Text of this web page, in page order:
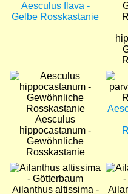
Aesculus flava -
Gelbe Rosskastanie
Bild
Aesculus
hippocastanum -
Gewöhnliche
Rosskastanie
Bild
Bild
Ailanthus altissima -
Bild